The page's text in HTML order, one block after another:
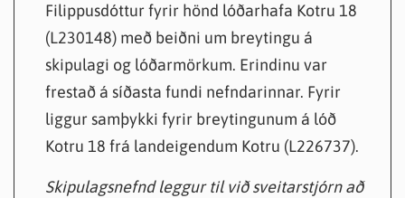
Filippusdóttur fyrir hönd lóðarhafa Kotru 18
(L230148) með beiðni um breytingu á
skipulagi og lóðarmörkum. Erindinu var
frestað á síðasta fundi nefndarinnar. Fyrir
liggur samþykki fyrir breytingunum á lóð
Kotru 18 frá landeigendum Kotru (L226737).
Skipulagsnefnd leggur til við sveitarstjórn að